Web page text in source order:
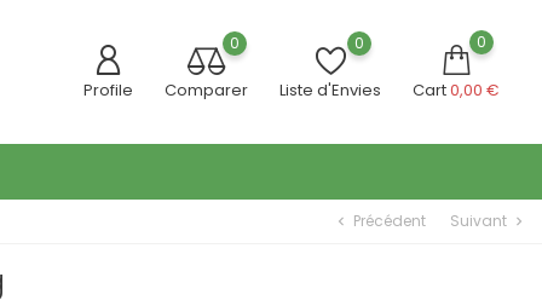
Profile
0
Comparer
0
Liste d'Envies
0
Cart0,00 €
chevron_left Précédent Suivant chevron_right